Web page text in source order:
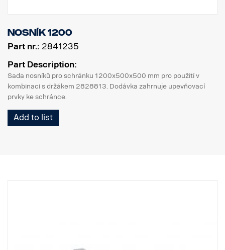
Nosník 1200
Part nr.: 2841235
Part Description:
Sada nosníků pro schránku 1200x500x500 mm pro použití v
kombinaci s držákem 2828813. Dodávka zahrnuje upevňovací
prvky ke schránce.
Add to list